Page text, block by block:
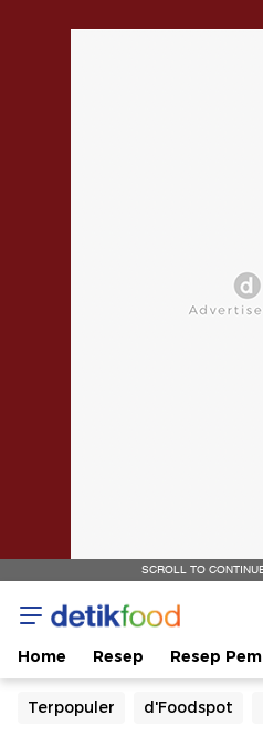
SCROLL TO
Home Resep Resep
Terpopuler d'Foodspot